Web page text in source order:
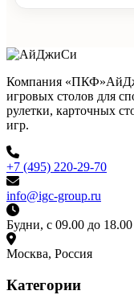
Компания
игровых столов для
рулетки, карточных
игр.
+7 (495) 220-29-70
info@igc-group.ru
Будни, с 09.00 до 18.00
Москва, Россия
Категории